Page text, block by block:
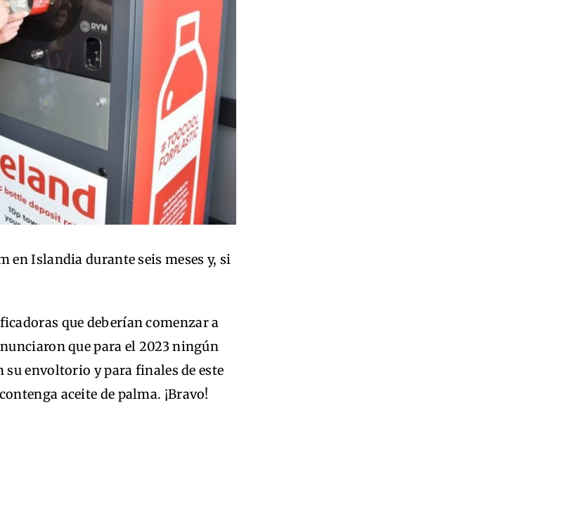
en Islandia durante seis meses y, si
que deberían comenzar a
que para el 2023 ningún
envoltorio y para finales de este
aceite de palma. ¡Bravo!